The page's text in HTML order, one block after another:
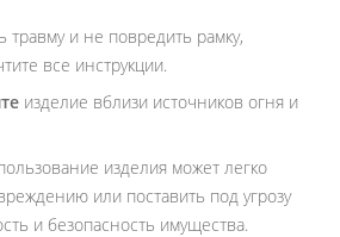
травму и не повредить рамку,
все инструкции.
изделие вблизи источников огня и
изделия может легко
или поставить под угрозу
и безопасность имущества.